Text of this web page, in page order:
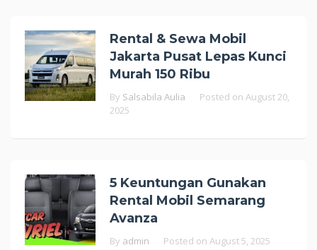
Rental & Sewa Mobil
Jakarta Pusat Lepas Kunci
Murah 150 Ribu
By Salsabila Aulia Posted on August 20,
2025
5 Keuntungan Gunakan
Rental Mobil Semarang
Avanza
By admin Posted on August 5, 2025